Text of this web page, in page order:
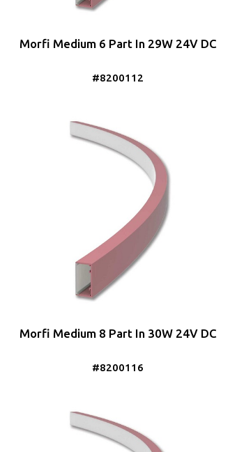
Morfi Medium 6 Part In 29W 24V DC
#8200112
Morfi Medium 8 Part In 30W 24V DC
#8200116